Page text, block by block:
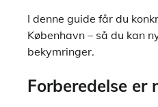
I denne guide får du
København – så du kan
bekymringer.
Forberedelse er